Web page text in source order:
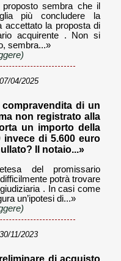
sembra che il
più concludere la
accettato la proposta di
acquirente . Non si
sembra...»
04/2025
di un
non registrato alla
un importo della
invece di 5.600 euro
Il notaio...»
del promissario
potrà trovare
. In casi come
un’ipotesi di...»
11/2023
di acquisto